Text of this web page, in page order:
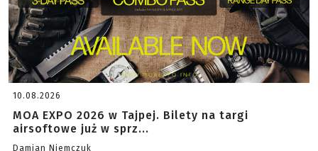
10.08.2026
MOA EXPO 2026 w Tajpej. Bilety na targi
airsoftowe już w sprz...
Damian Niemczuk